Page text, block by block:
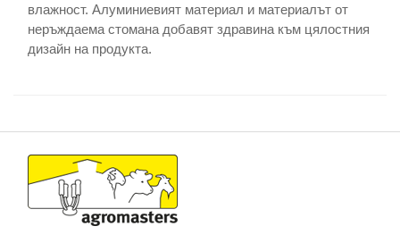
влажност. Алуминиевият материал и материалът от
неръждаема стомана добавят здравина към цялостния
дизайн на продукта.